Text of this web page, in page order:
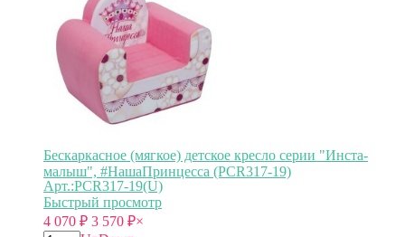
Бескаркасное (мягкое) детское кресло серии "Инста-
малыш", #НашаПринцесса (PCR317-19)
Арт.:PCR317-19(U)
Быстрый просмотр
4 070 ₽ 3 570 ₽×